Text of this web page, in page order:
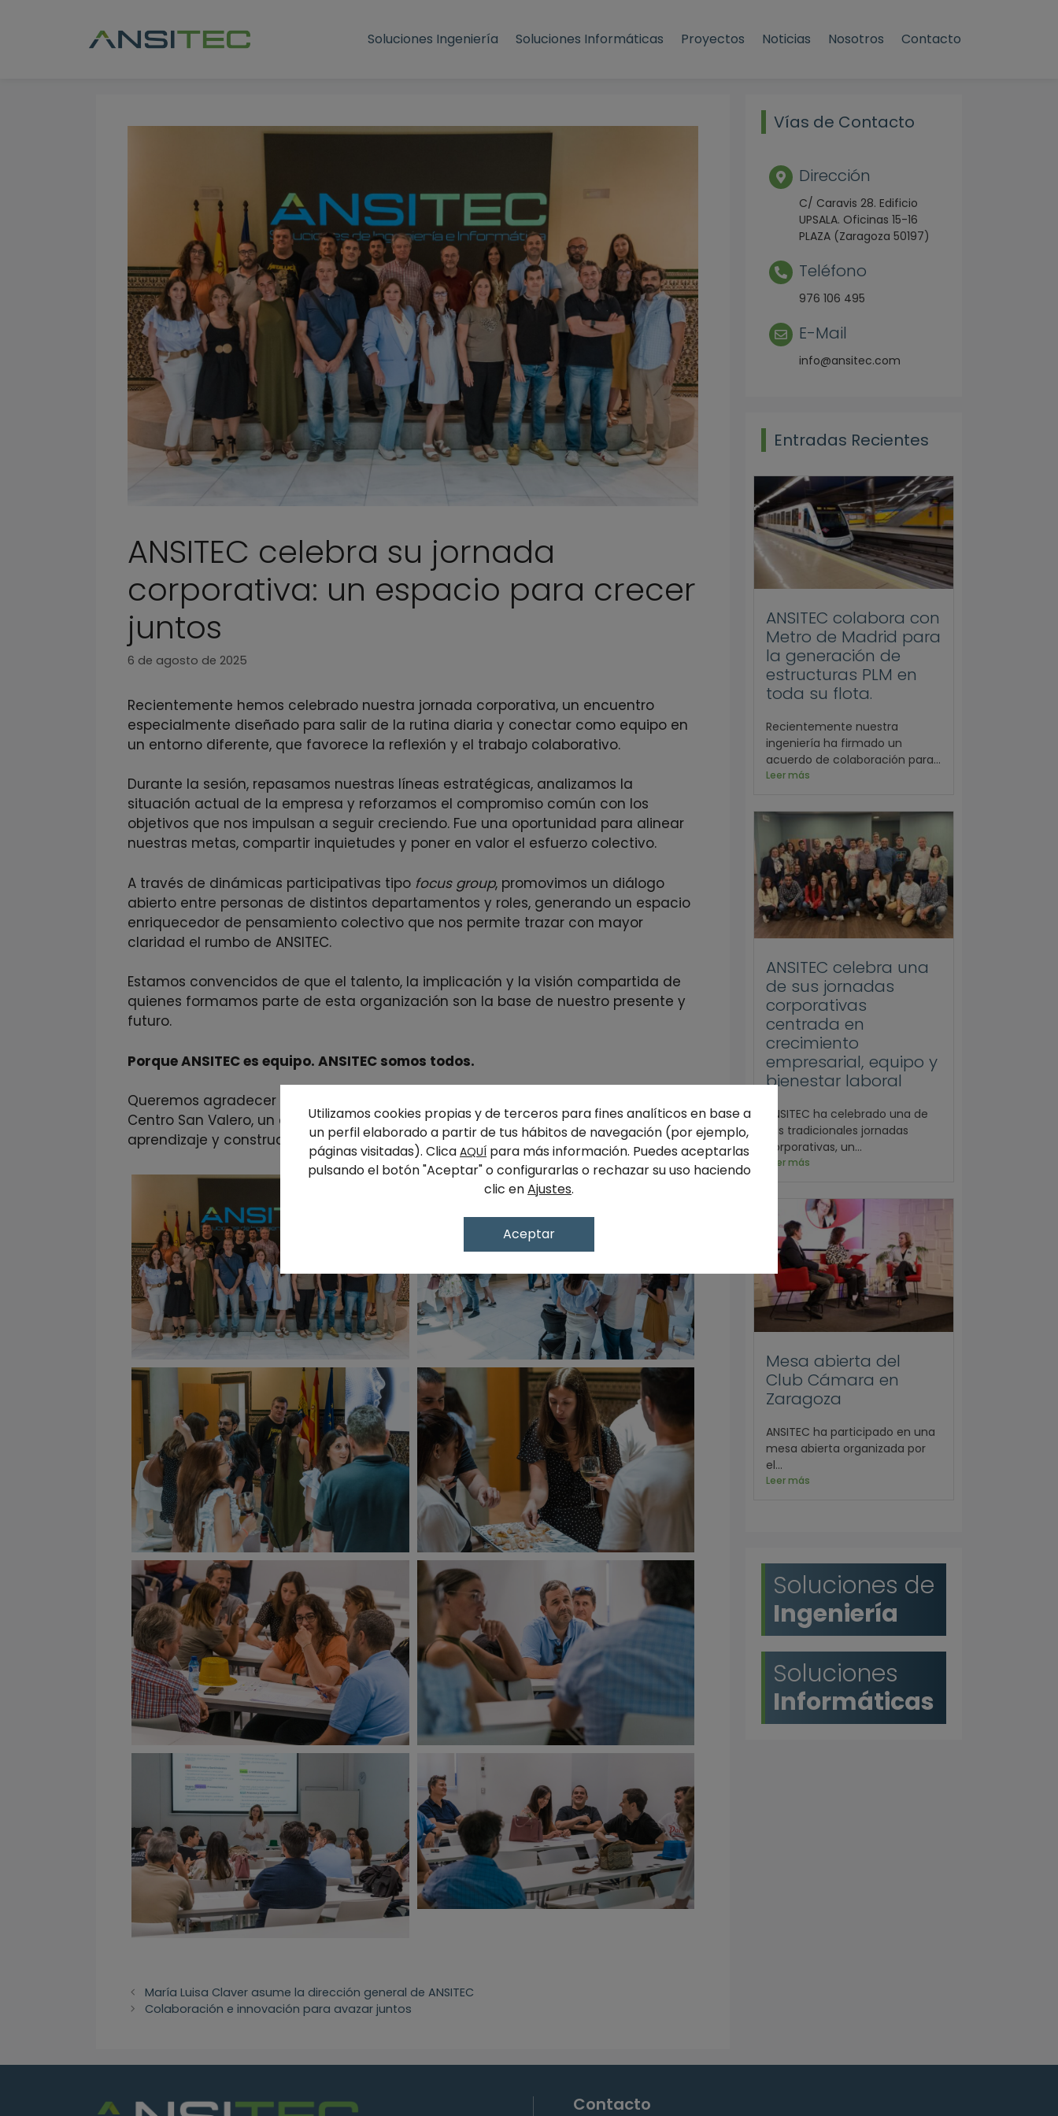
Soluciones Ingeniería Soluciones Informáticas Proyectos Noticias Nosotros Contacto
ANSITEC celebra su jornada
corporativa: un espacio para crecer
juntos
6 de agosto de 2025
Recientemente hemos celebrado nuestra jornada corporativa, un encuentro
especialmente diseñado para salir de la rutina diaria y conectar como equipo en
un entorno diferente, que favorece la reflexión y el trabajo colaborativo.
Durante la sesión, repasamos nuestras líneas estratégicas, analizamos la
situación actual de la empresa y reforzamos el compromiso común con los
objetivos que nos impulsan a seguir creciendo. Fue una oportunidad para alinear
nuestras metas, compartir inquietudes y poner en valor el esfuerzo colectivo.
A través de dinámicas participativas tipo focus group, promovimos un diálogo
abierto entre personas de distintos departamentos y roles, generando un espacio
enriquecedor de pensamiento colectivo que nos permite trazar con mayor
claridad el rumbo de ANSITEC.
Estamos convencidos de que el talento, la implicación y la visión compartida de
quienes formamos parte de esta organización son la base de nuestro presente y
futuro.
Porque ANSITEC es equipo. ANSITEC somos todos.
Queremos agradecer especialmente a Fundación San Valero por acogernos en el
Centro San Valero, un entorno idóneo que hizo posible esta jornada de conexión,
aprendizaje y construcción conjunta del futuro que queremos.
María Luisa Claver asume la dirección general de ANSITEC
Colaboración e innovación para avazar juntos
Vías de Contacto
Dirección
C/ Caravis 28. Edificio
UPSALA. Oficinas 15-16
PLAZA (Zaragoza 50197)
Teléfono
976 106 495
E-Mail
info@ansitec.com
Entradas Recientes
ANSITEC colabora con
Metro de Madrid para
la generación de
estructuras PLM en
toda su flota.
Recientemente nuestra
ingeniería ha firmado un
acuerdo de colaboración para...
Leer más
ANSITEC celebra una
de sus jornadas
corporativas
centrada en
crecimiento
empresarial, equipo y
bienestar laboral
ANSITEC ha celebrado una de
sus tradicionales jornadas
corporativas, un...
Leer más
Mesa abierta del
Club Cámara en
Zaragoza
ANSITEC ha participado en una
mesa abierta organizada por
el...
Leer más
Soluciones de
Ingeniería
Soluciones
Informáticas
Contacto
Utilizamos cookies propias y de terceros para fines analíticos en base a
un perfil elaborado a partir de tus hábitos de navegación (por ejemplo,
páginas visitadas). Clica AQUÍ para más información. Puedes aceptarlas
pulsando el botón "Aceptar" o configurarlas o rechazar su uso haciendo
clic enAjustes.
Aceptar